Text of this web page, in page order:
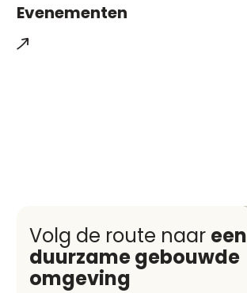
Evenementen
Volg de route naar een
duurzame gebouwde
omgeving